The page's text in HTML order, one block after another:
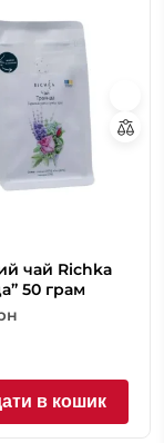
чай Richka
50 грам
в кошик